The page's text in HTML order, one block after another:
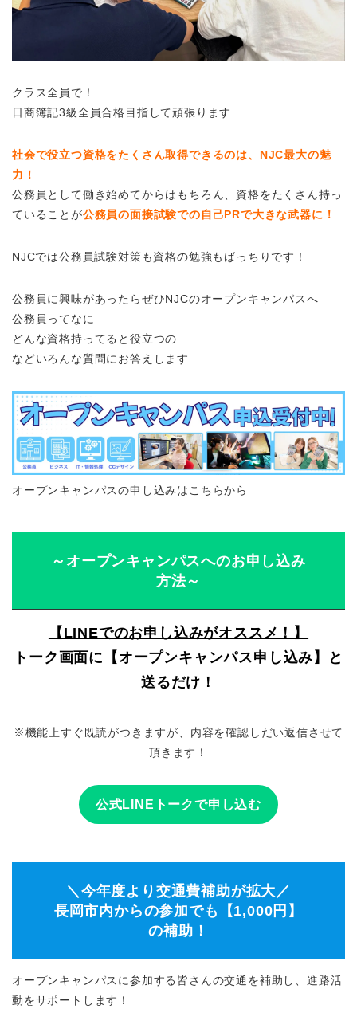
クラス全員で！
日商簿記3級全員合格目指して頑張ります
社会で役立つ資格をたくさん取得できるのは、NJC最大の魅
力！
公務員として働き始めてからはもちろん、資格をたくさん持っ
ていることが公務員の面接試験での自己PRで大きな武器に！
NJCでは公務員試験対策も資格の勉強もばっちりです！
公務員に興味があったらぜひNJCのオープンキャンパスへ
公務員ってなに
どんな資格持ってると役立つの
などいろんな質問にお答えします
オープンキャンパスの申し込みはこちらから
～オープンキャンパスへのお申し込み
方法～
【LINEでのお申し込みがオススメ！】
トーク画面に【オープンキャンパス申し込み】と
送るだけ！
※機能上すぐ既読がつきますが、内容を確認しだい返信させて
頂きます！
公式LINEトークで申し込む
＼今年度より交通費補助が拡大／
長岡市内からの参加でも【1,000円】
の補助！
オープンキャンパスに参加する皆さんの交通を補助し、進路活
動をサポートします！